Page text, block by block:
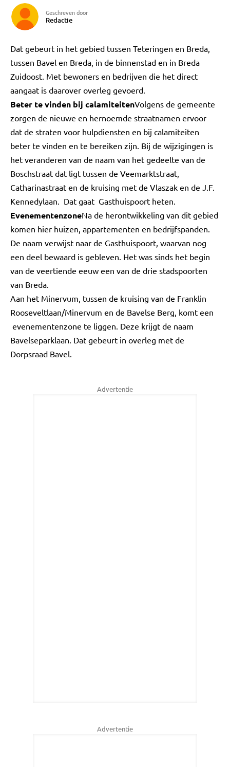
Geschreven door
Redactie
Dat gebeurt in het gebied tussen Teteringen en Breda,
tussen Bavel en Breda, in de binnenstad en in Breda
Zuidoost. Met bewoners en bedrijven die het direct
aangaat is daarover overleg gevoerd.
Beter te vinden bij calamiteitenVolgens de gemeente
zorgen de nieuwe en hernoemde straatnamen ervoor
dat de straten voor hulpdiensten en bij calamiteiten
beter te vinden en te bereiken zijn. Bij de wijzigingen is
het veranderen van de naam van het gedeelte van de
Boschstraat dat ligt tussen de Veemarktstraat,
Catharinastraat en de kruising met de Vlaszak en de J.F.
Kennedylaan. Dat gaat Gasthuispoort heten.
EvenementenzoneNa de herontwikkeling van dit gebied
komen hier huizen, appartementen en bedrijfspanden.
De naam verwijst naar de Gasthuispoort, waarvan nog
een deel bewaard is gebleven. Het was sinds het begin
van de veertiende eeuw een van de drie stadspoorten
van Breda.
Aan het Minervum, tussen de kruising van de Franklin
Rooseveltlaan/Minervum en de Bavelse Berg, komt een
evenementenzone te liggen. Deze krijgt de naam
Bavelseparklaan. Dat gebeurt in overleg met de
Dorpsraad Bavel.
Advertentie
Advertentie